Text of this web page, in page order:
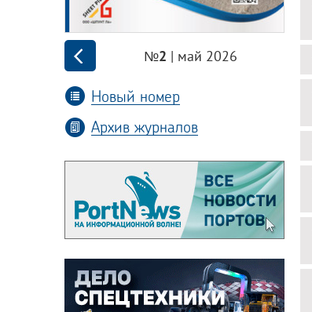
№2 | май 2026
Новый номер
Архив журналов